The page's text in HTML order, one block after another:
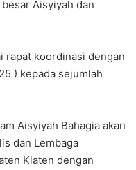
Aisyiyah dan
rapat koordinasi dengan
) kepada sejumlah
Aisyiyah Bahagia akan
dan Lembaga
Klaten dengan